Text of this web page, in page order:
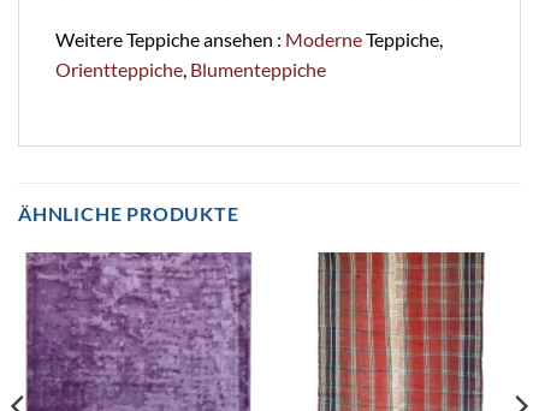
Weitere Teppiche ansehen : ModerneTeppiche,
Orientteppiche Blumenteppiche
ÄHNLICHE PRODUKTE